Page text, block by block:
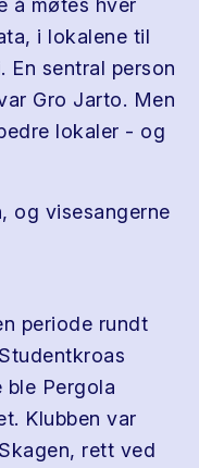
å møtes hver
i lokalene til
En sentral person
Gro Jarto. Men
lokaler - og
og visesangerne
periode rundt
ble Pergola
Klubben var
rett ved